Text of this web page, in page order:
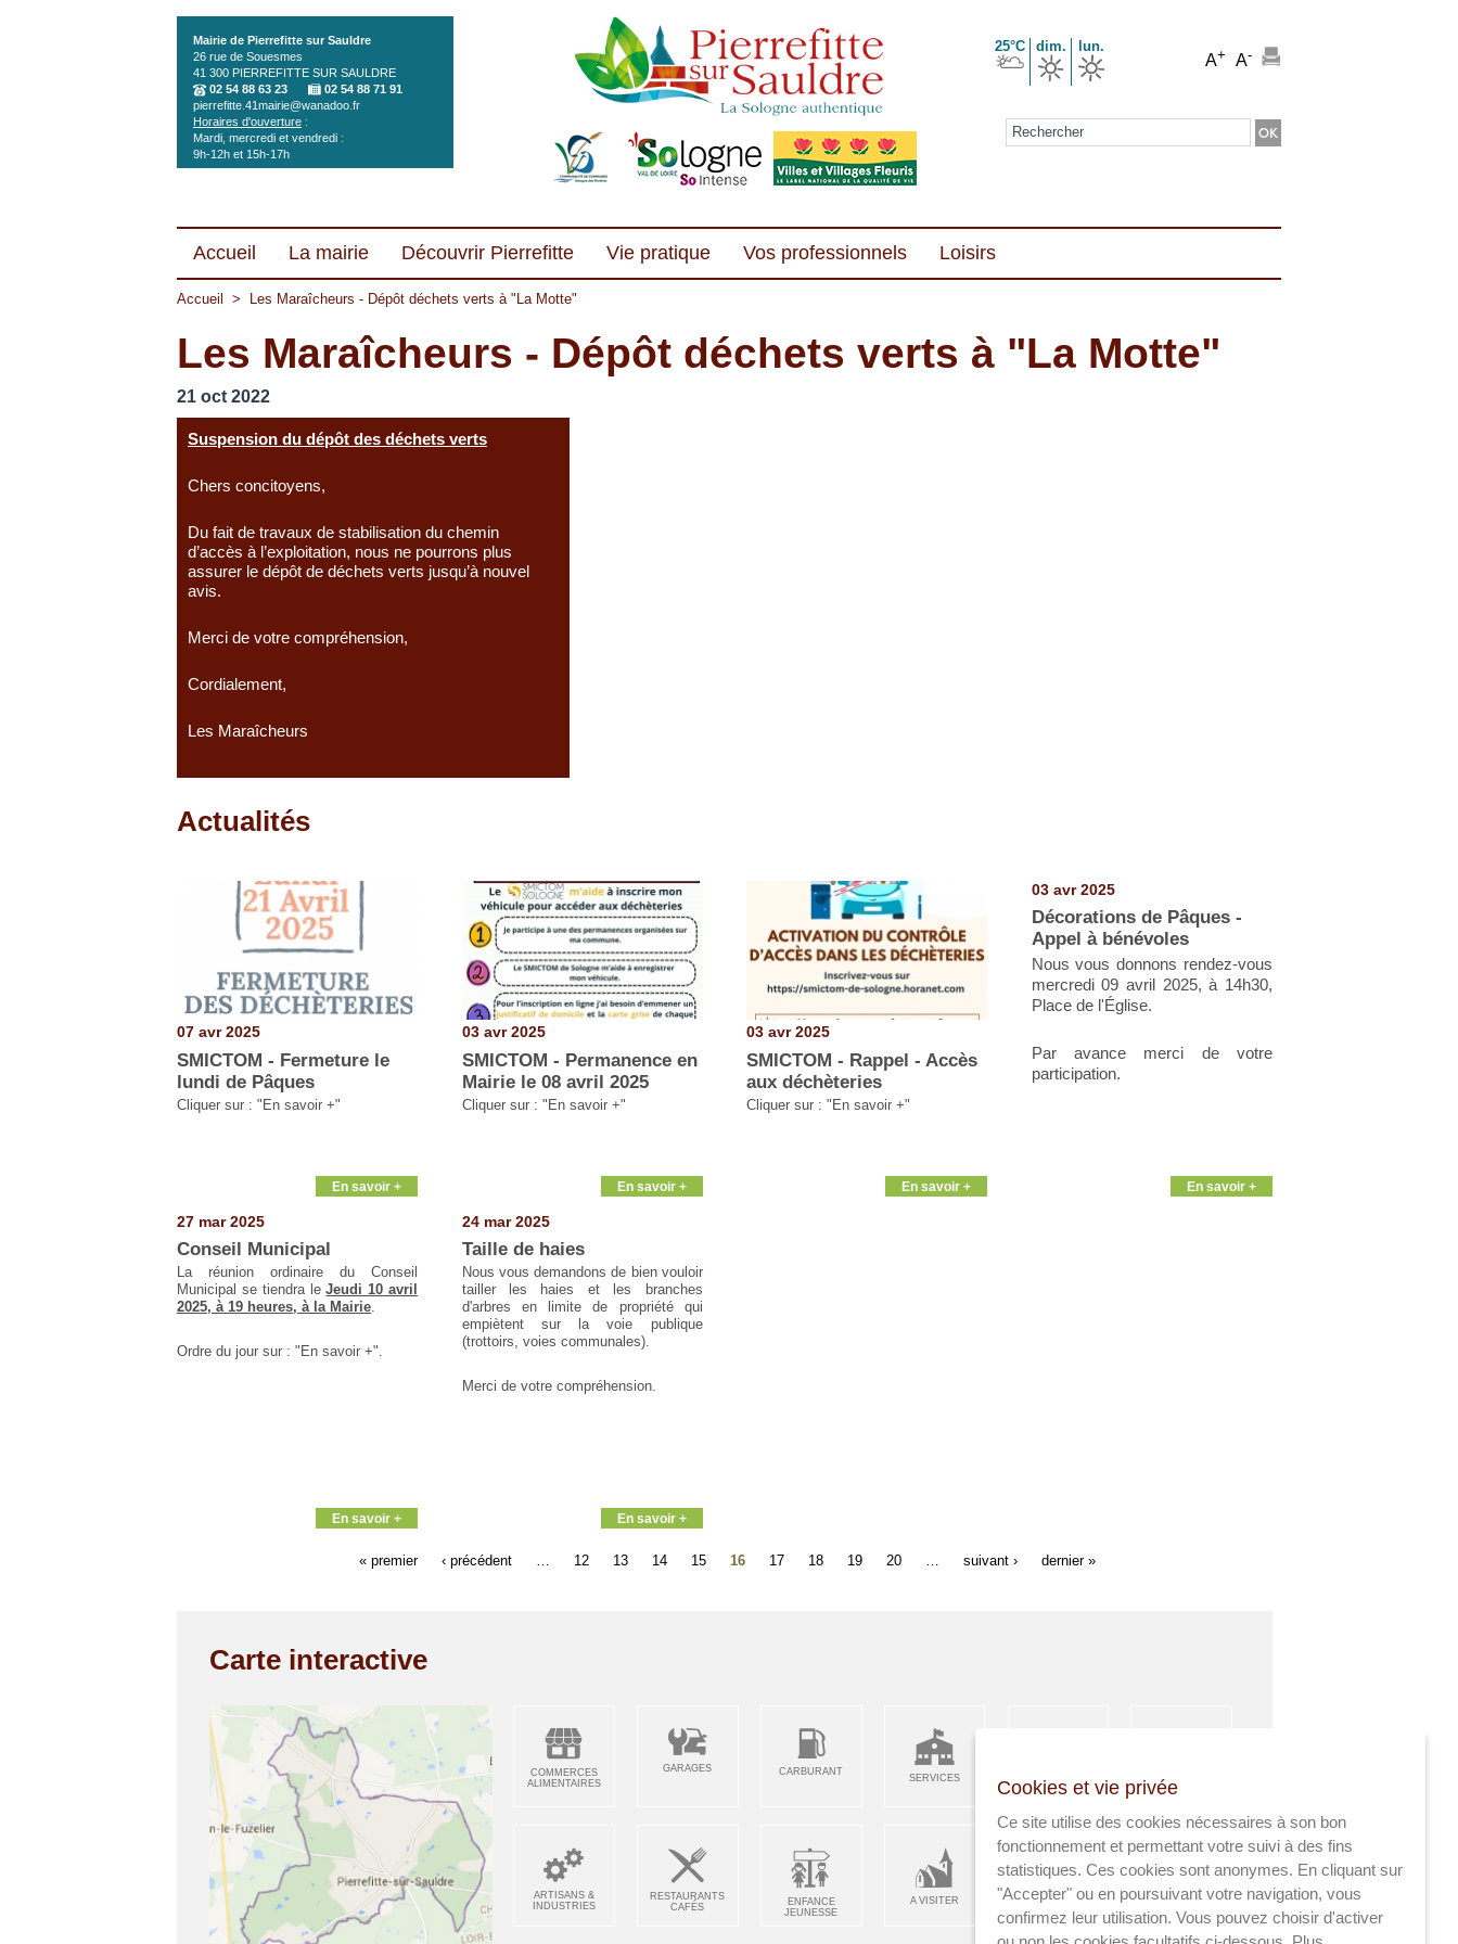
Mairie de Pierrefitte sur Sauldre
26 rue de Souesmes
41 300 PIERREFITTE SUR SAULDRE
02 54 88 63 23
02 54 88 71 91
pierrefitte.41mairie@wanadoo.fr
Horaires d'ouverture :
Mardi, mercredi et vendredi :
9h-12h et 15h-17h
25°C dim. lun.
A+ A-
Formulaire de recherche
Accueil La mairie Découvrir Pierrefitte Vie pratique Vos professionnels Loisirs
Accueil > Les Maraîcheurs - Dépôt déchets verts à "La Motte"
Les Maraîcheurs - Dépôt déchets verts à "La Motte"
21 oct 2022
Suspension du dépôt des déchets verts
Chers concitoyens,
Du fait de travaux de stabilisation du chemin
d’accès à l’exploitation, nous ne pourrons plus
assurer le dépôt de déchets verts jusqu’à nouvel
avis.
Merci de votre compréhension,
Cordialement,
Les Maraîcheurs
Actualités
07 avr 2025
SMICTOM - Fermeture le
lundi de Pâques
Cliquer sur : "En savoir +"
En savoir +
03 avr 2025
SMICTOM - Permanence en
Mairie le 08 avril 2025
Cliquer sur : "En savoir +"
En savoir +
03 avr 2025
SMICTOM - Rappel - Accès
aux déchèteries
Cliquer sur : "En savoir +"
En savoir +
03 avr 2025
Décorations de Pâques -
Appel à bénévoles
Nous vous donnons rendez-vous
mercredi 09 avril 2025, à 14h30,
Place de l'Église.
Par avance merci de votre
participation.
En savoir +
27 mar 2025
Conseil Municipal
La réunion ordinaire du Conseil
Municipal se tiendra leJeudi 10 avril
2025, à 19 heures, à la Mairie.
Ordre du jour sur : "En savoir +".
En savoir +
24 mar 2025
Taille de haies
Nous vous demandons de bien vouloir
tailler les haies et les branches
d'arbres en limite de propriété qui
empiètent sur la voie publique
(trottoirs, voies communales).
Merci de votre compréhension.
En savoir +
Pages
« premier ‹ précédent 12 13 14 15 16 17 18 19 20 suivant › dernier »
Carte interactive
COMMERCES
ALIMENTAIRES
GARAGES CARBURANT
SERVICES HÉBERGEMENT
ACTIVITÉS
SPORTIVES
ARTISANS &
INDUSTRIES
RESTAURANTS
CAFÉS
ENFANCE
JEUNESSE
A VISITER SANTÉ AGRICULTEURS
Cookies et vie privée
Ce site utilise des cookies nécessaires à son bon
fonctionnement et permettant votre suivi à des fins
statistiques. Ces cookies sont anonymes. En cliquant sur
"Accepter" ou en poursuivant votre navigation, vous
confirmez leur utilisation. Vous pouvez choisir d'activer